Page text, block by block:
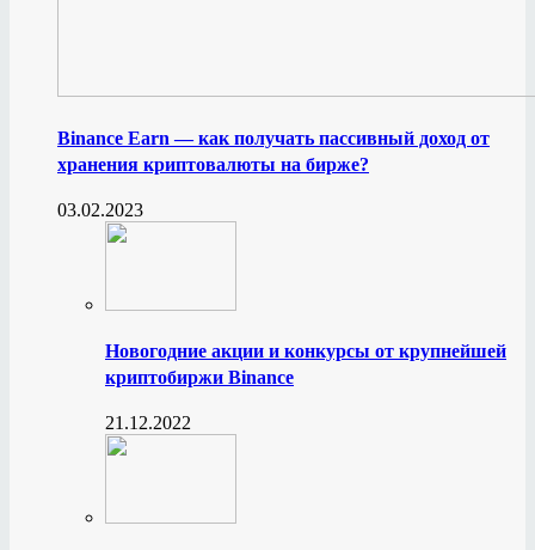
Binance Earn — как получать пассивный доход от
хранения криптовалюты на бирже?
03.02.2023
Новогодние акции и конкурсы от крупнейшей
криптобиржи Binance
21.12.2022